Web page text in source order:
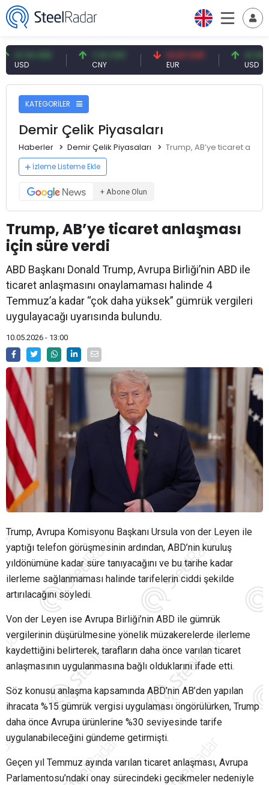
USD 7,10 CNY 54,87 EUR 47,61 USD
KATEGORİLER
Demir Çelik Piyasaları
Haberler Demir Çelik Piyasaları Trump, AB’ye ticaret
İzleme Listeme Ekle
+ Abone Olun
Trump, AB’ye ticaret anlaşması
için süre verdi
ABD Başkanı Donald Trump, Avrupa Birliği’nin ABD ile
ticaret anlaşmasını onaylamaması halinde 4
Temmuz’a kadar “çok daha yüksek” gümrük vergileri
uygulayacağı uyarısında bulundu.
10.05.2026 - 13:00
Trump, Avrupa Komisyonu Başkanı Ursula von der Leyen ile
yaptığı telefon görüşmesinin ardından, ABD’nin kuruluş
yıldönümüne kadar süre tanıyacağını ve bu tarihe kadar
ilerleme sağlanmaması halinde tarifelerin ciddi şekilde
artırılacağını söyledi.
Von der Leyen ise Avrupa Birliği’nin ABD ile gümrük
vergilerinin düşürülmesine yönelik müzakerelerde ilerleme
kaydettiğini belirterek, tarafların daha önce varılan ticaret
anlaşmasının uygulanmasına bağlı olduklarını ifade etti.
Söz konusu anlaşma kapsamında ABD’nin AB’den yapılan
ihracata %15 gümrük vergisi uygulaması öngörülürken, Trump
daha önce Avrupa ürünlerine %30 seviyesinde tarife
uygulanabileceğini gündeme getirmişti.
Geçen yıl Temmuz ayında varılan ticaret anlaşması, Avrupa
Parlamentosu’ndaki onay sürecindeki gecikmeler nedeniyle